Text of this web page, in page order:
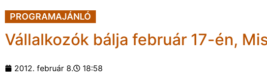
PROGRAMAJÁNLÓ
Vállalkozók bálja február 17-én,
2012. február 8. 18:58